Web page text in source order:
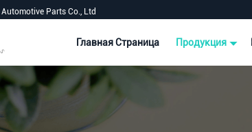
Parts Co., Ltd
Главная Страница Продукция